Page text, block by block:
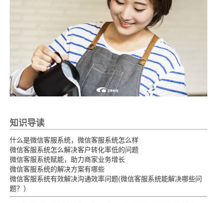
知识导读
什么是微信客服系统，微信客服系统怎么样
微信客服系统怎么解决客户转化率低的问题
微信客服系统赋能，助力商家业务增长
微信客服系统的解决方案有哪些
微信客服系统有效解决沟通效率问题(微信客服系统能解决哪些问
题？）